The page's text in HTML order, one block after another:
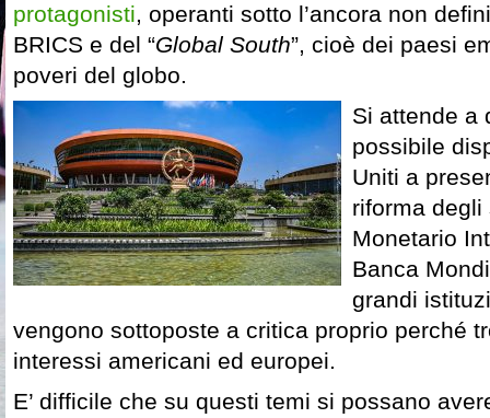
protagonisti, operanti sotto l’ancora non
BRICS e del “Global South”, cioè dei paesi
poveri del globo.
Si attende a
possibile
Uniti a
riforma
Monetario
Banca
grandi
vengono sottoposte a critica proprio perché
interessi americani ed europei.
E’ difficile che su questi temi si possano